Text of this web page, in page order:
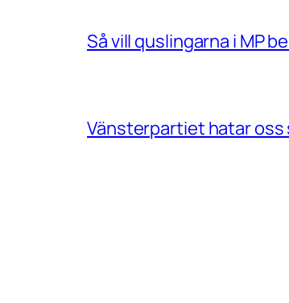
Så vill quslingarna i MP
Vänsterpartiet hatar oss